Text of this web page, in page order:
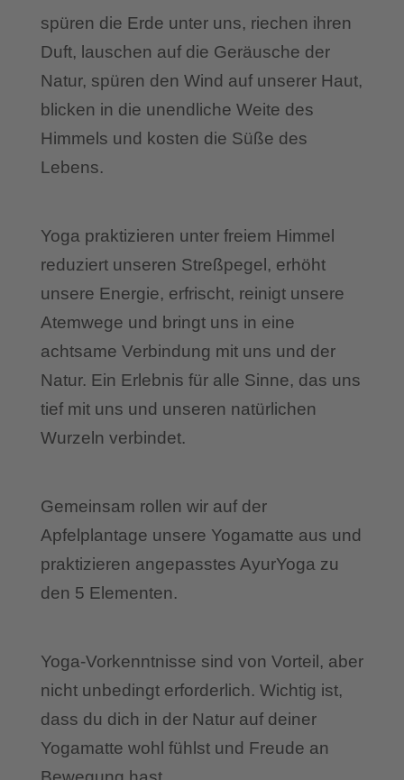
spüren die Erde unter uns, riechen ihren
Duft, lauschen auf die Geräusche der
Natur, spüren den Wind auf unserer Haut,
blicken in die unendliche Weite des
Himmels und kosten die Süße des
Lebens.
Yoga praktizieren unter freiem Himmel
reduziert unseren Streßpegel, erhöht
unsere Energie, erfrischt, reinigt unsere
Atemwege und bringt uns in eine
achtsame Verbindung mit uns und der
Natur. Ein Erlebnis für alle Sinne, das uns
tief mit uns und unseren natürlichen
Wurzeln verbindet.
Gemeinsam rollen wir auf der
Apfelplantage unsere Yogamatte aus und
praktizieren angepasstes AyurYoga zu
den 5 Elementen.
Yoga-Vorkenntnisse sind von Vorteil, aber
nicht unbedingt erforderlich. Wichtig ist,
dass du dich in der Natur auf deiner
Yogamatte wohl fühlst und Freude an